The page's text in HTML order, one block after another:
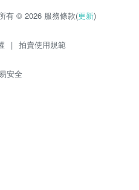
有 © 2026 服務條款(更新)
| 拍賣使用規範
安全